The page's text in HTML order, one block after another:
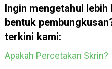
Ingin mengetahui
bentuk
terkini kami:
Apakah Percetakan Skrin?